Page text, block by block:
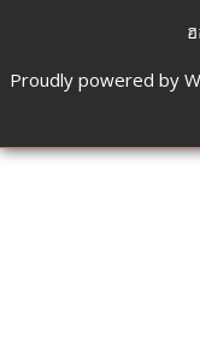
Proudly powered by